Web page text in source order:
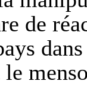
de
le